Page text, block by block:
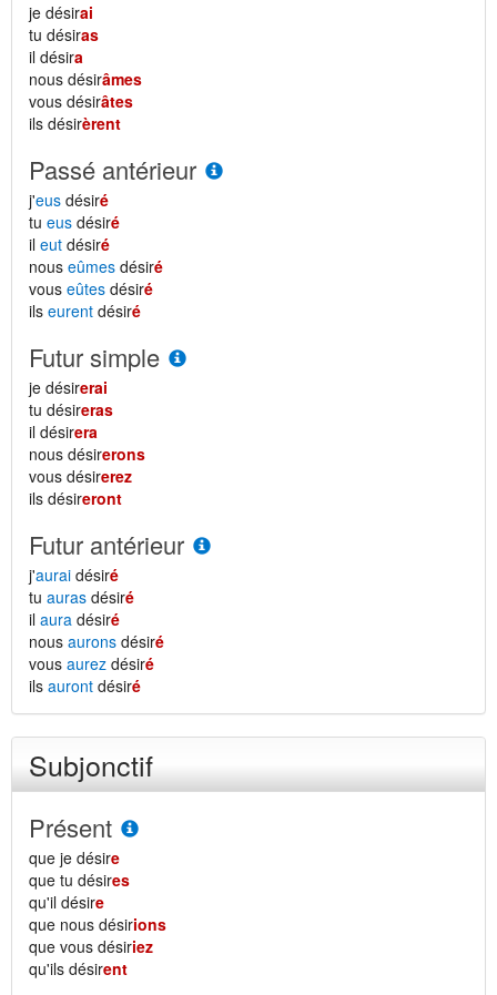
je désirai
tu désiras
il désira
nous désirâmes
vous désirâtes
ils désirèrent
Passé antérieur
j'eus désiré
tu eus désiré
il eut désiré
nous eûmes désiré
vous eûtes désiré
ils eurent désiré
Futur simple
je désirerai
tu désireras
il désirera
nous désirerons
vous désirerez
ils désireront
Futur antérieur
j'aurai désiré
tu auras désiré
il aura désiré
nous aurons désiré
vous aurez désiré
ils auront désiré
Subjonctif
Présent
que je désire
que tu désires
qu'il désire
que nous désirions
que vous désiriez
qu'ils désirent